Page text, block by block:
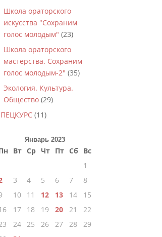
Школа ораторского
искусства "Сохраним
голос молодым" (23)
Школа ораторского
мастерства. Сохраним
голос молодым-2" (35)
Экология. Культура.
Общество (29)
(11)
Январь 2023
Вт Ср Чт Пт Сб
Вс
1
3 4 5 6 7
8
10 11 12 13 14
15
17 18 19 20 21
22
24 25 26 27 28
29